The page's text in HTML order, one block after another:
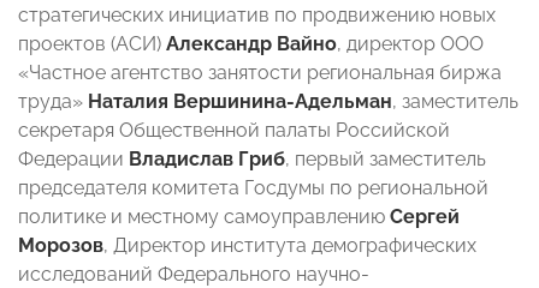
стратегических инициатив по продвижению новых
проектов (АСИ) Александр Вайно, директор ООО
«Частное агентство занятости региональная биржа
труда» Наталия Вершинина-Адельман, заместитель
секретаря Общественной палаты Российской
Федерации Владислав Гриб, первый заместитель
председателя комитета Госдумы по региональной
политике и местному самоуправлению Сергей
Морозов, Директор института демографических
исследований Федерального научно-